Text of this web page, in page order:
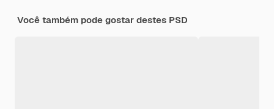
Você também pode gostar destes PSD